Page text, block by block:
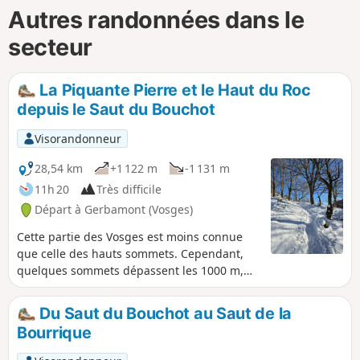
Autres randonnées dans le
secteur
La Piquante Pierre et le Haut du Roc
depuis le Saut du Bouchot
Visorandonneur
28,54 km
+1 122 m
-1 131 m
11h 20
Très difficile
Départ à Gerbamont (Vosges)
Cette partie des Vosges est moins connue
que celle des hauts sommets. Cependant,
quelques sommets dépassent les 1000 m,
dont le Haut du Roc et la Piquante Pierre.
Cette randonnée permet de très beaux
panoramas sur les environs, jusqu'au Ballon
d'Alsace et celui de Servance. Au départ du
Saut du Bouchot, qui permet une pause
Du Saut du Bouchot au Saut de la
Bourrique